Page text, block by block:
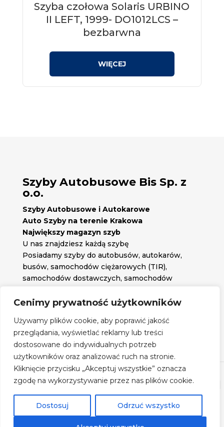
Cenimy prywatność użytkowników
Używamy plików cookie, aby poprawić jakość
przeglądania, wyświetlać reklamy lub treści
dostosowane do indywidualnych potrzeb
użytkowników oraz analizować ruch na stronie.
Kliknięcie przycisku „Akceptuj wszystkie” oznacza
zgodę na wykorzystywanie przez nas plików cookie.
Dostosuj Odrzuć wszystko
Szyba czołowa Solaris URBINO
II LEFT, 1999- DO1012LCS –
bezbarwna
Szyby Autobusowe Bis Sp. z
o.o.
Szyby Autobusowe i Autokarowe
Auto Szyby na terenie Krakowa
Największy magazyn szyb
U nas znajdziesz każdą szybę
Posiadamy szyby do autobusów, autokarów,
busów, samochodów ciężarowych (TIR),
samochodów dostawczych, samochodów
potrzebujesz.
Znajdź nas na: 
Obserwuj nas na:
Regulamin zakupów
Szyby Autobusowe- 2026| Realizacja: www.woh.group
Rozwiązania technologiczne:iSerwer.pl